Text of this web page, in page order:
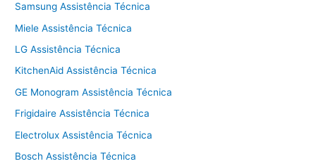
Samsung Assistência Técnica
Miele Assistência Técnica
LG Assistência Técnica
KitchenAid Assistência Técnica
GE Monogram Assistência Técnica
Frigidaire Assistência Técnica
Electrolux Assistência Técnica
Bosch Assistência Técnica